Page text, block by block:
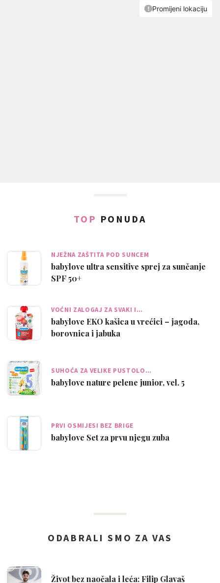
TOP PONUDA
NJEŽNA ZAŠTITA POD SUNCEM
babylove ultra sensitive sprej za sunčanje
SPF 50+
VOĆNI ZALOGAJ ZA SVAKI I…
babylove EKO kašica u vrećici – jagoda,
borovnica i jabuka
SUHOĆA ZA VELIKE PUSTOLO…
babylove nature pelene junior, vel. 5
PRVI OSMIJESI BEZ BRIGE
babylove Set za prvu njegu zuba